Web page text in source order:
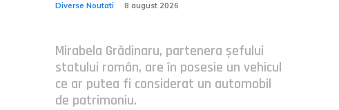
Diverse Noutati 8 august 2026
Mirabela Grădinaru, partenera șefului
statului român, are în posesie un vehicul
ce ar putea fi considerat un automobil
de patrimoniu.